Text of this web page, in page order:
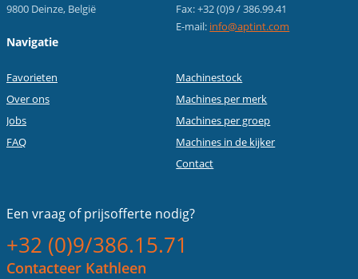
9800 Deinze, België
Fax: +32 (0)9 / 386.99.41
E-mail: info@aptint.com
Navigatie
Favorieten
Over ons
Jobs
FAQ
Machinestock
Machines per merk
Machines per groep
Machines in de kijker
Contact
Een vraag ofprijsofferte nodig?
+32 (0)9/386.15.71
Contacteer Kathleen